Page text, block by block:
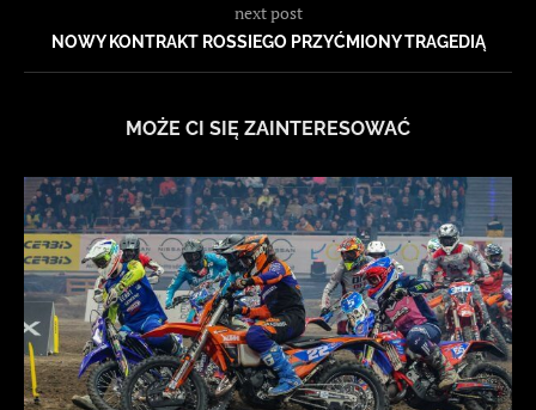
next post
NOWY KONTRAKT ROSSIEGO PRZYĆMIONY TRAGEDIĄ
MOŻE CI SIĘ ZAINTERESOWAĆ